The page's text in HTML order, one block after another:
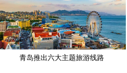
青岛推出六大主题旅游线路